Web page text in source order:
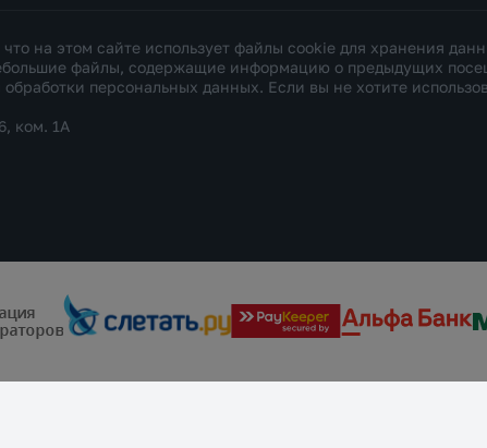
этом сайте использует файлы cookie для хранения
файлы, содержащие информацию о предыдущих
персональных данных. Если вы не хотите
ком. 1А